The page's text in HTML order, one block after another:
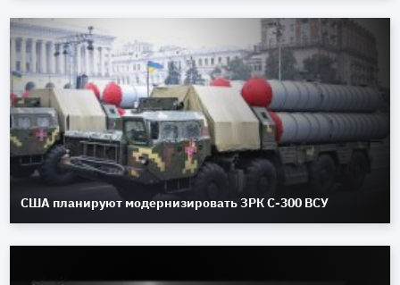
США планируют модернизировать ЗРК С-300 ВСУ